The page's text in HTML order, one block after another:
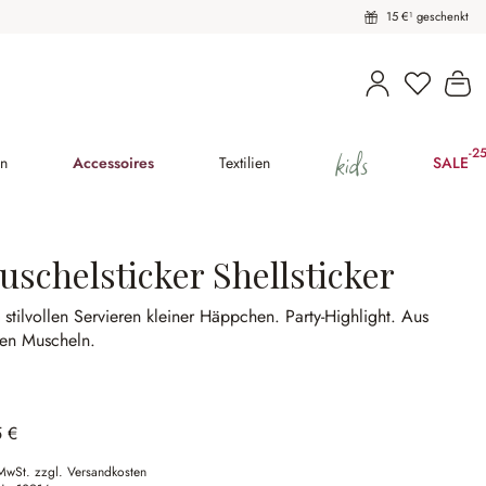
15 €¹ geschenkt
Du hast
Accessoires Textilien kids SALE-
Shellsticker
stilvollen Servieren kleiner Häppchen. Party-Highlight.Aus
Muscheln.
€
zzgl. Versandkosten